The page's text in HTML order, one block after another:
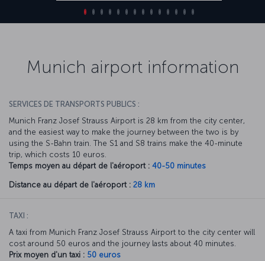
Munich airport information
SERVICES DE TRANSPORTS PUBLICS :
Munich Franz Josef Strauss Airport is 28 km from the city center,
and the easiest way to make the journey between the two is by
using the S-Bahn train. The S1 and S8 trains make the 40-minute
trip, which costs 10 euros.
Temps moyen au départ de l'aéroport : 40-50 minutes
Distance au départ de l'aéroport : 28 km
TAXI :
A taxi from Munich Franz Josef Strauss Airport to the city center will
cost around 50 euros and the journey lasts about 40 minutes.
Prix moyen d'un taxi : 50 euros